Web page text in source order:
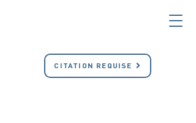
CITATION REQUISE